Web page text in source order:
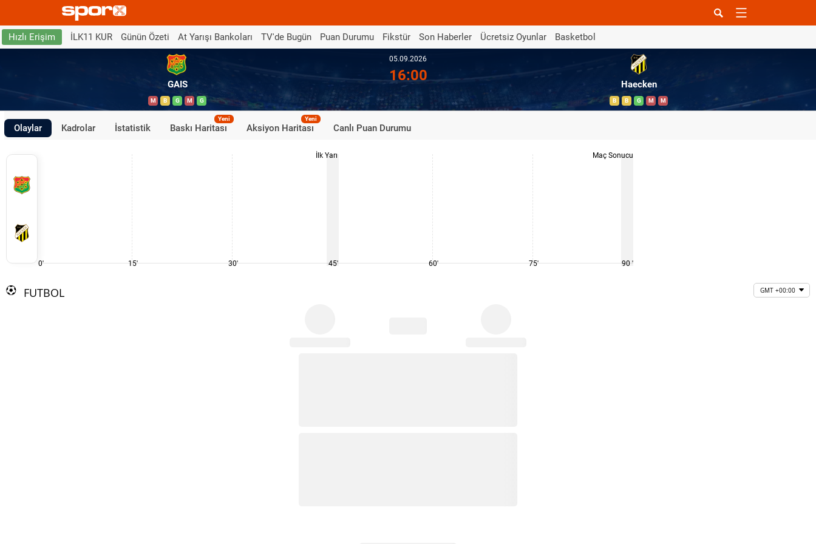
Hızlı Erişim İLK11 KUR Günün Özeti At Yarışı Bankoları TV'de Bugün Puan Durumu Fikstür Son Haberler Ücretsiz Oyunlar Basketbol
GAIS
M B G M G
05.09.2026
16:00
Haecken
B B G M M
Olaylar Kadrolar İstatistik Baskı Haritası
Yeni
Aksiyon Haritası
Yeni
Canlı Puan Durumu
0' 15' 30'
İlk Yarı
45' 60' 75'
Maç Sonucu
90 '
FUTBOL GMT +00:00